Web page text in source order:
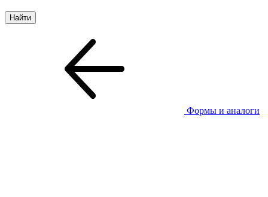
Формы и аналоги